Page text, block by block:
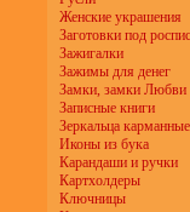
Женские украшения
Заготовки под
Зажигалки
Зажимы для денег
Замки, замки Любви
Записные книги
Зеркальца карманные
Иконы из бука
Карандаши и ручки
Картхолдеры
Ключницы